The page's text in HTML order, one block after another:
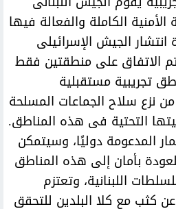
الكاملة والفعالة فيها
انتشار الجيش الإسرائيلى
الاتفاق على منطقتين فقط
تجريبية مستقبلية
من نزع سلاح الجماعات المسلحة
التحتية فى هذه المناطق.
المدعومة دوليًا، وسيتمكن
بأمان إلى هذه المناطق
اللبنانية، وتعتزم
كثب مع كلا البلدين للتحقق